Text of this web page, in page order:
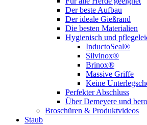
Der beste Aufbau
Der ideale Gießrand
Die besten Materialien
Hygienisch und
InductoSeal®
Silvinox®
Brinox®
Massive Griffe
Keine
Perfekter Abschluss
Über Demeyere und
Broschüren & Produktvideos
Staub